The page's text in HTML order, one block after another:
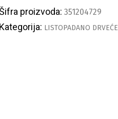
proizvoda: 351204729
Kategorija: LISTOPADANO DRVEĆE